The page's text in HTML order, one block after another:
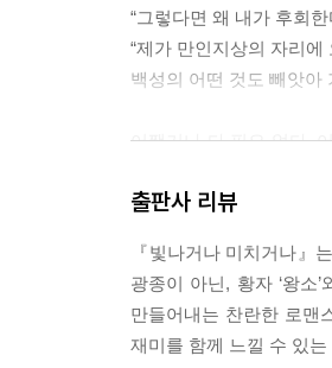
<第22章> 뜻밖의 제안 ―
<第23章> 보고 싶은 ―
<第24章> 알고 있었지?
<第26章> 그의 부탁 ―
<第28章> 둘이 함께 ― 나
“그렇다면 왜 내가 후회
“제가 만인지상의 자리
백성의 어떤 것도 빼앗아
어쨌거나 다 필요 없다.
시간이 가면 갈수록 백묘
“넌 누구지?”
“어쩌면 그쪽 신부가 될지
한 치의 머뭇거림도 없이
어림없는 소리. 신부라니.
출판사 리뷰
『빛나거나 미치거나』
광종이 아닌, 황자 ‘왕소
만들어내는 찬란한 로맨
재미를 함께 느낄 수 있